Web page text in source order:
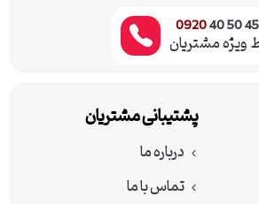
450
0920
مشتریان
پشتیبانی مشتریان
درباره ما
تماس با ما